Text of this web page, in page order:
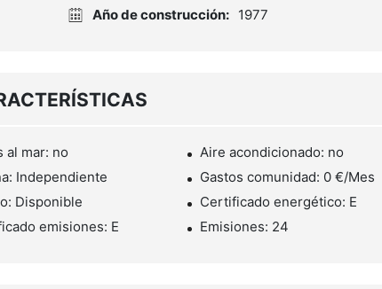
Año de construcción:
1977
al mar: no
Aire acondicionado: no
Independiente
Gastos comunidad: 0 €/Mes
Disponible
Certificado energético: E
emisiones: E
Emisiones: 24